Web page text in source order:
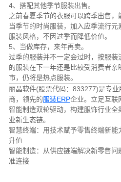
4、搭配其他季节服装出售。
之前春夏季节的衣服可以跨季出售
当季节的时尚服装，加入应季流行
服装风格，不因过季而降低价值。
5、当做库存，来年再卖。
过季的服装并不一定会过时，按服
的服装在下一年还是比较受消费者亲
市，仍将是热点服装。
丽晶软件(股票代码：833277)是专
商，领先的服装ERP企业。立足互联
智能制造双轮驱动，构建服饰行业
业新生态链。
智慧终端：用技术赋予零售终端新
升值
智能制造：从供应链端解决新零售
准连接